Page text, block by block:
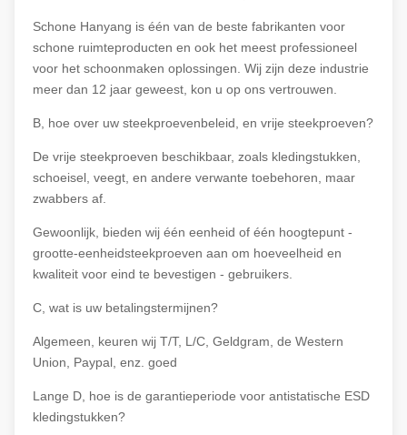
Schone Hanyang is één van de beste fabrikanten voor
schone ruimteproducten en ook het meest professioneel
voor het schoonmaken oplossingen. Wij zijn deze industrie
meer dan 12 jaar geweest, kon u op ons vertrouwen.
B, hoe over uw steekproevenbeleid, en vrije steekproeven?
De vrije steekproeven beschikbaar, zoals kledingstukken,
schoeisel, veegt, en andere verwante toebehoren, maar
zwabbers af.
Gewoonlijk, bieden wij één eenheid of één hoogtepunt -
grootte-eenheidsteekproeven aan om hoeveelheid en
kwaliteit voor eind te bevestigen - gebruikers.
C, wat is uw betalingstermijnen?
Algemeen, keuren wij T/T, L/C, Geldgram, de Western
Union, Paypal, enz. goed
Lange D, hoe is de garantieperiode voor antistatische ESD
kledingstukken?